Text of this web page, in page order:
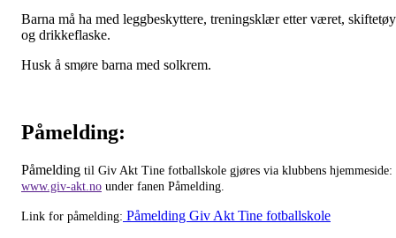
Barna må ha med leggbeskyttere, treningsklær etter været, skiftetøy
og drikkeflaske.
Husk å smøre barna med solkrem.
Påmelding:
Påmelding til Giv Akt Tine fotballskole gjøres via klubbens hjemmeside:
www.giv-akt.no under fanen Påmelding.
Link for påmelding: Påmelding Giv Akt Tine fotballskole